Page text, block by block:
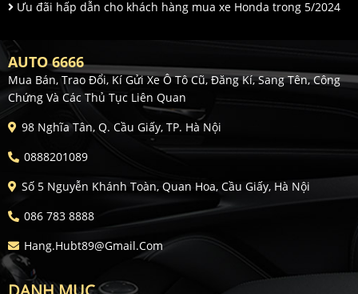
Ưu đãi hấp dẫn cho khách hàng mua xe Honda trong 5/2024
AUTO 6666
Mua Bán, Trao Đổi, Kí Gửi Xe Ô Tô Cũ, Đăng Kí, Sang Tên, Công
Chứng Và Các Thủ Tục Liên Quan
98 Nghĩa Tân, Q. Cầu Giấy, TP. Hà Nội
0888201089
Số 5 Nguyễn Khánh Toàn, Quan Hoa, Cầu Giấy, Hà Nội
086 783 8888
Hang.hubt89@gmail.com